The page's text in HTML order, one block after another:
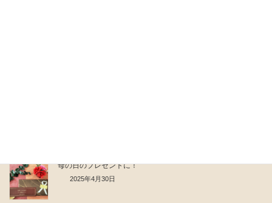
母の日のプレゼントに！
2025年4月30日